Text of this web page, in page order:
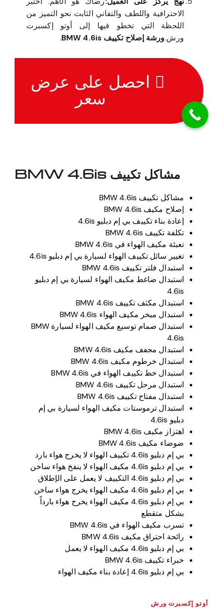
الاحترافية واللطف والتفاني الثابت نحو التميز من
اللحظة التي تخطو فيها إلى أوتو إكسبرت
ورش.ورشة إصلاح تكييف BMW 4.6is .
احصل على عرض
سعر
مشاكل تكييف BMW 4.6is
مشاكل تكييف BMW 4.6is
إصلاح مكيف BMW 4.6is
إعادة بناء تكييف بي إم دبليو 4.6is
تكلفة تكييف BMW 4.6is
تعبئة مكيف الهواء في BMW 4.6is
تغيير سائل تكييف الهواء لسيارة بي إم دبليو 4.6is
استبدال فلتر تكييف BMW 4.6is
استبدال ضاغط مكيف الهواء لسيارة بي إم دبليو
4.6is
استبدال مكثف تكييف BMW 4.6is
استبدال مبخر مكيف الهواء BMW 4.6is
استبدال صمام توسيع مكيف الهواء لسيارة BMW
4.6is
استبدال مجفف مكيف BMW 4.6is
استبدال خرطوم مكيف BMW 4.6is
استبدال خط تكييف الهواء في BMW 4.6is
استبدال مرحل تكييف BMW 4.6is
استبدال مفتاح تكييف BMW 4.6is
استبدال ترموستات مكيف الهواء لسيارة بي إم
دبليو 4.6is
اهتزاز مكيف BMW 4.6is
ضوضاء مكيف BMW 4.6is
بي إم دبليو 4.6is تكييف الهواء لا يخرج هواء بارد
بي إم دبليو 4.6is مكيف الهواء لا ينفخ هواء ساخن
بي إم دبليو 4.6is التكييف لا يعمل على الإطلاق
بي إم دبليو 4.6is مكيف الهواء يخرج هواء ساخن
بي إم دبليو 4.6is مكيف الهواء يخرج هواء بارداً
بشكل متقطع
تسرب مكيف الهواء في BMW 4.6is
رائحة احتراق مكيف BMW 4.6is
بي إم دبليو 4.6is مكيف الهواء لا يعمل
خبراء تكييف BMW 4.6is
بي إم دبليو 4.6is إعادة بناء مكيف الهواء
أوتو إكسبرت ورش